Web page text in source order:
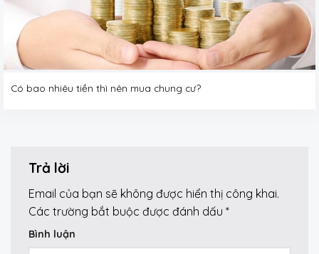
Có bao nhiêu tiền thì nên mua chung cư?
Trả lời
Email của bạn sẽ không được hiển thị công khai.
Các trường bắt buộc được đánh dấu *
Bình luận